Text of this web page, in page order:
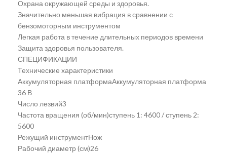
Охрана окружающей среды и здоровья.
Значительно меньшая вибрация в сравнении с
бензомоторным инструментом
Легкая работа в течение длительных периодов времени
Защита здоровья пользователя.
СПЕЦИФИКАЦИИ
Технические характеристики
Аккумуляторная платформаАккумуляторная платформа
36 В
Число лезвий3
Частота вращения (об/мин)ступень 1: 4600 / ступень 2:
5600
Режущий инструментНож
Рабочий диаметр (см)26